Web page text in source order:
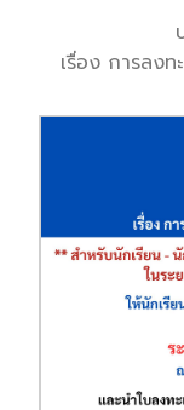
เรื่อง การลง